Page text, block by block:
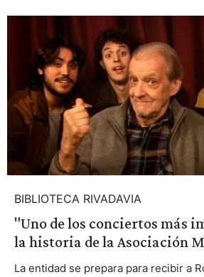
BIBLIOTECA RIVADAVIA
"Uno de los conciertos más
la historia de la Asociación
La entidad se prepara para recibir a